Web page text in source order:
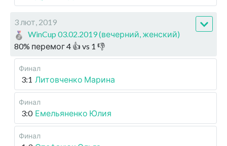
3 лют, 2019
WinCup 03.02.2019 (вечерний, женский)
80% перемог4 👍 vs 1 👎
Финал
3:1 Литовченко Марина
Финал
3:0 Емельяненко Юлия
Финал